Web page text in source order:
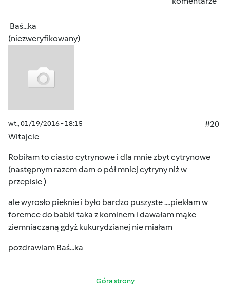
Baś...ka
(niezweryfikowany)
wt., 01/19/2016 - 18:15
#20
Witajcie
Robiłam to ciasto cytrynowe i dla mnie zbyt cytrynowe
(następnym razem dam o pół mniej cytryny niż w
przepisie )
ale wyrosło pieknie i było bardzo puszyste ....piekłam w
foremce do babki taka z kominem i dawałam mąke
ziemniaczaną gdyż kukurydzianej nie miałam
pozdrawiam Baś...ka
Góra strony